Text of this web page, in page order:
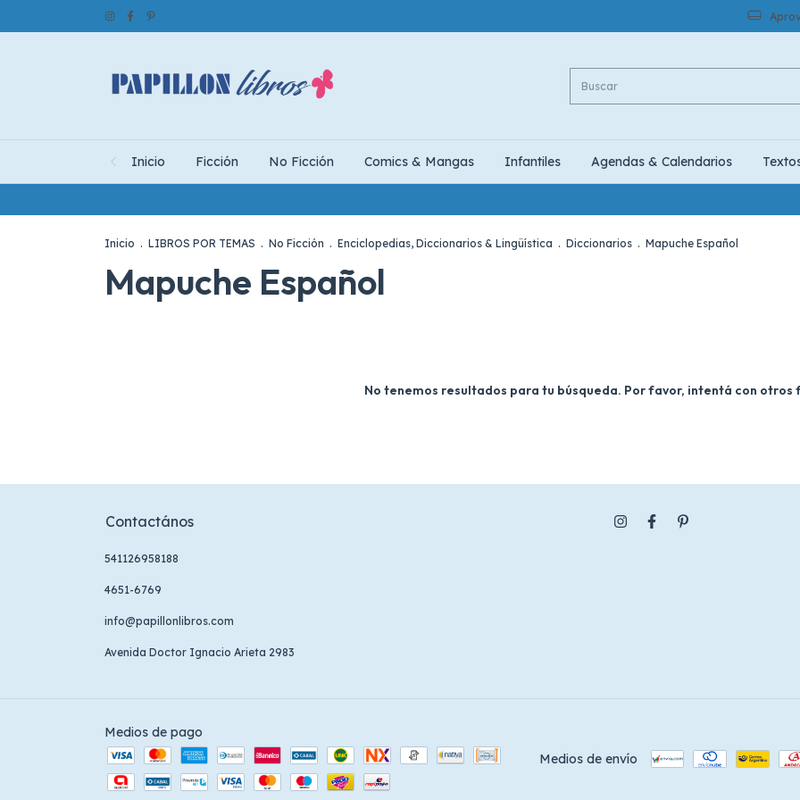
Inicio Ficción No Ficción Comics & Mangas Infantiles Agendas & Calendarios
Inicio . LIBROS POR TEMAS . No Ficción . Enciclopedias, Diccionarios & Lingüística . Diccionarios . Mapuche Español
Mapuche Español
No tenemos resultados para tu búsqueda. Por favor, intentá con otros
Contactános
541126958188
4651-6769
info@papillonlibros.com
Avenida Doctor Ignacio Arieta 2983
Medios de pago
Medios de envío